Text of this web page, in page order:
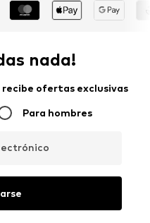
nada!
ofertas exclusivas
Para hombres